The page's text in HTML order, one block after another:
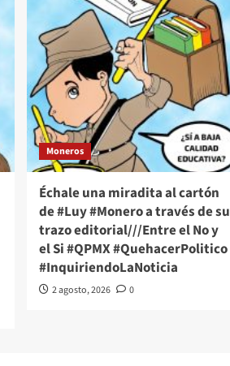
Moneros
Échale una miradita al cartón
de #Luy #Monero a través de su
trazo editorial///Entre el No y
el Si #QPMX #QuehacerPolitico
#InquiriendoLaNoticia
2 agosto, 2026 0